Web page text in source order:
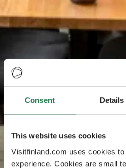
Consent Details
This website uses cookies
Visitfinland.com uses cookies
experience. Cookies are small